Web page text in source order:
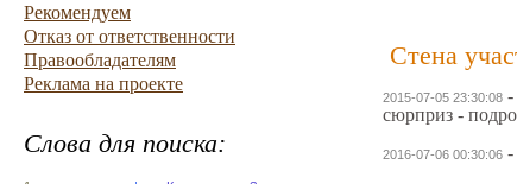
Рекомендуем
Отказ от ответственности
Правообладателям
Реклама на проекте
Слова для поиска:
Стена
2015-07-05 23:30:08 -
сюрприз -
2016-07-06 00:30:06 -